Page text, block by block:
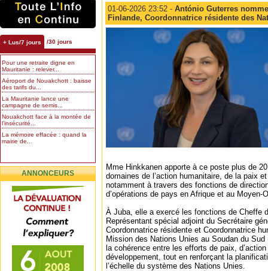
+ Lus/7 jours /30 jours
Pour une retraite digne en
Mauritanie : relever...
Aéroport de Nouakchott : baisse
des tarifs du...
La Mauritanie lance une
campagne de semis...
Nouakchott face à la montée de
l’insécurité...
La mémoire effacée : quand la
mairie de...
ANNONCEURS
01-06-2026 23:52 - António Guterres
Finlande, Coordonnatrice résidente des
Mme Hinkkanen apporte à ce poste plus de
domaines de l’action humanitaire, de la paix
notamment à travers des fonctions de
d’opérations de pays en Afrique et au Moyen-
À Juba, elle a exercé les fonctions de Cheffe
Représentant spécial adjoint du Secrétaire
Coordonnatrice résidente et Coordonnatrice
Mission des Nations Unies au Soudan du
la cohérence entre les efforts de paix,
développement, tout en renforçant la
l’échelle du système des Nations Unies.